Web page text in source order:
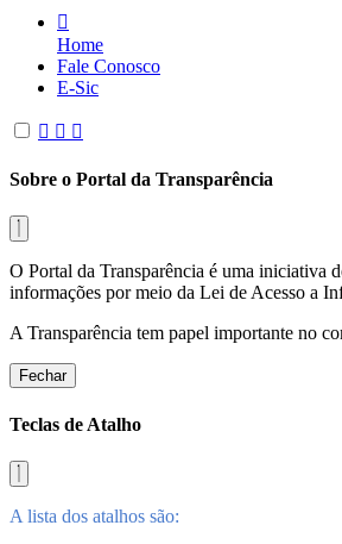
Home
Fale Conosco
E-Sic
Sobre o Portal da Transparência
O Portal da Transparência é uma iniciativa
informações por meio da Lei de Acesso a
A Transparência tem papel importante no
Fechar
Teclas de Atalho
A lista dos atalhos são: